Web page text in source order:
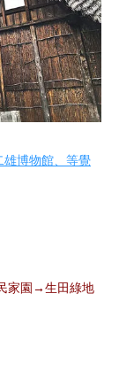
雄博物館、等覺
家園→生田綠地